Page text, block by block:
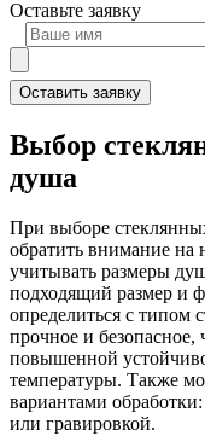
Оставьте заявку
Оставить заявку
Выбор
душа
При выборе
обратить внимание на
учитывать размеры
подходящий размер и
определиться с типом
прочное и безопасное,
повышенной
температуры. Также
вариантами
или гравировкой.